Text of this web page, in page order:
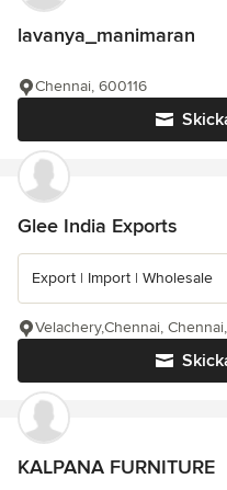
lavanya_manimaran
Chennai, 600116
Glee India Exports
Export | Import | Wholesale
Velachery,Chennai,
KALPANA FURNITURE